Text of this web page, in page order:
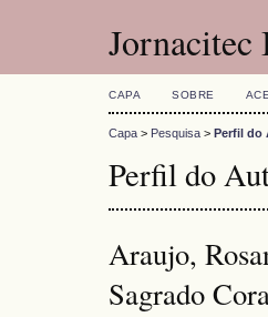
Jornacitec
CAPA SOBRE
Capa > Pesquisa > Perfil do
Perfil do
Araujo,
Sagrado